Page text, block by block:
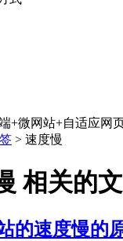
+微网站+自适应网
> 速度慢
相关的
的速度慢的